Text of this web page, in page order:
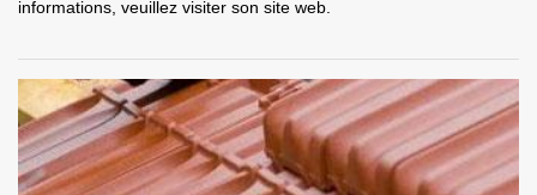
informations, veuillez visiter son site web.